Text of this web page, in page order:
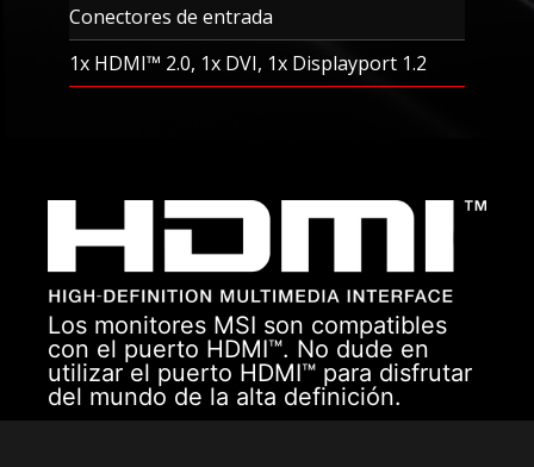
Conectores de entrada
1x HDMI™ 2.0, 1x DVI, 1x Displayport 1.2
Los monitores MSI son compatibles
con el puerto HDMI™. No dude en
utilizar el puerto HDMI™ para disfrutar
del mundo de la alta definición.